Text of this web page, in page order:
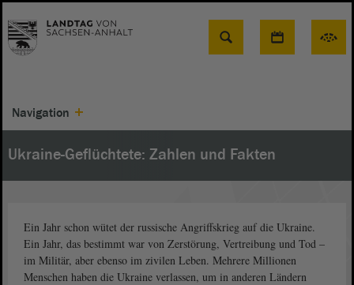
Suche
Navigation
Ukraine-Geflüchtete: Zahlen und Fakten
Ein Jahr schon wütet der russische Angriffskrieg auf die Ukraine.
Ein Jahr, das bestimmt war von Zerstörung, Vertreibung und Tod –
im Militär, aber ebenso im zivilen Leben. Mehrere Millionen
Menschen haben die Ukraine verlassen, um in anderen Ländern